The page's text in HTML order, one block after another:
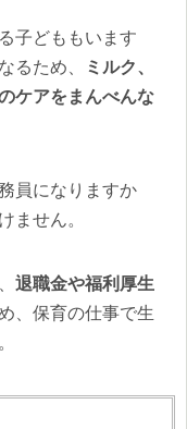
子どももいます
るため、
ミルク、
ケアをまんべんな
員になりますか
ません。
退職金や福利厚生
、保育の仕事で生